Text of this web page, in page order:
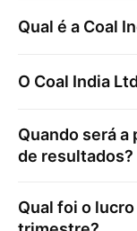
Qual é a Coal
O Coal India
Quando será a
de resultados?
Qual foi o lucro